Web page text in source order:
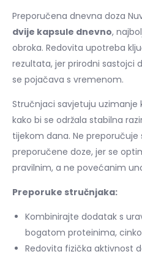
Preporučena dnevna doza
dvije kapsule dnevno,
obroka. Redovita upotreba
rezultata, jer prirodni sastojci
se pojačava s vremenom.
Stručnjaci savjetuju uzimanje
kako bi se održala stabilna
tijekom dana. Ne preporučuje
preporučene doze, jer se
pravilnim, a ne povećanim
Preporuke stručnjaka:
Kombinirajte dodatak s
bogatom proteinima,
Redovita fizička aktivnost